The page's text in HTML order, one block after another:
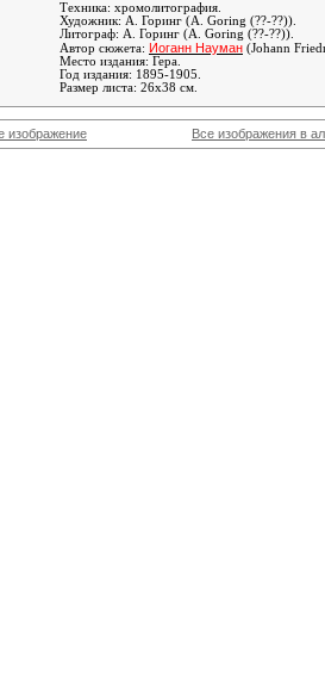
Техника: хромолитография.
Художник: А. Горинг (A. Goring (??-??))
Литограф: А. Горинг (A. Goring (??-??))
Автор сюжета: Иоганн Науман (Johann
Место издания: Гера.
Год издания: 1895-1905.
Размер листа: 26х38 см.
изображение Все изображения в